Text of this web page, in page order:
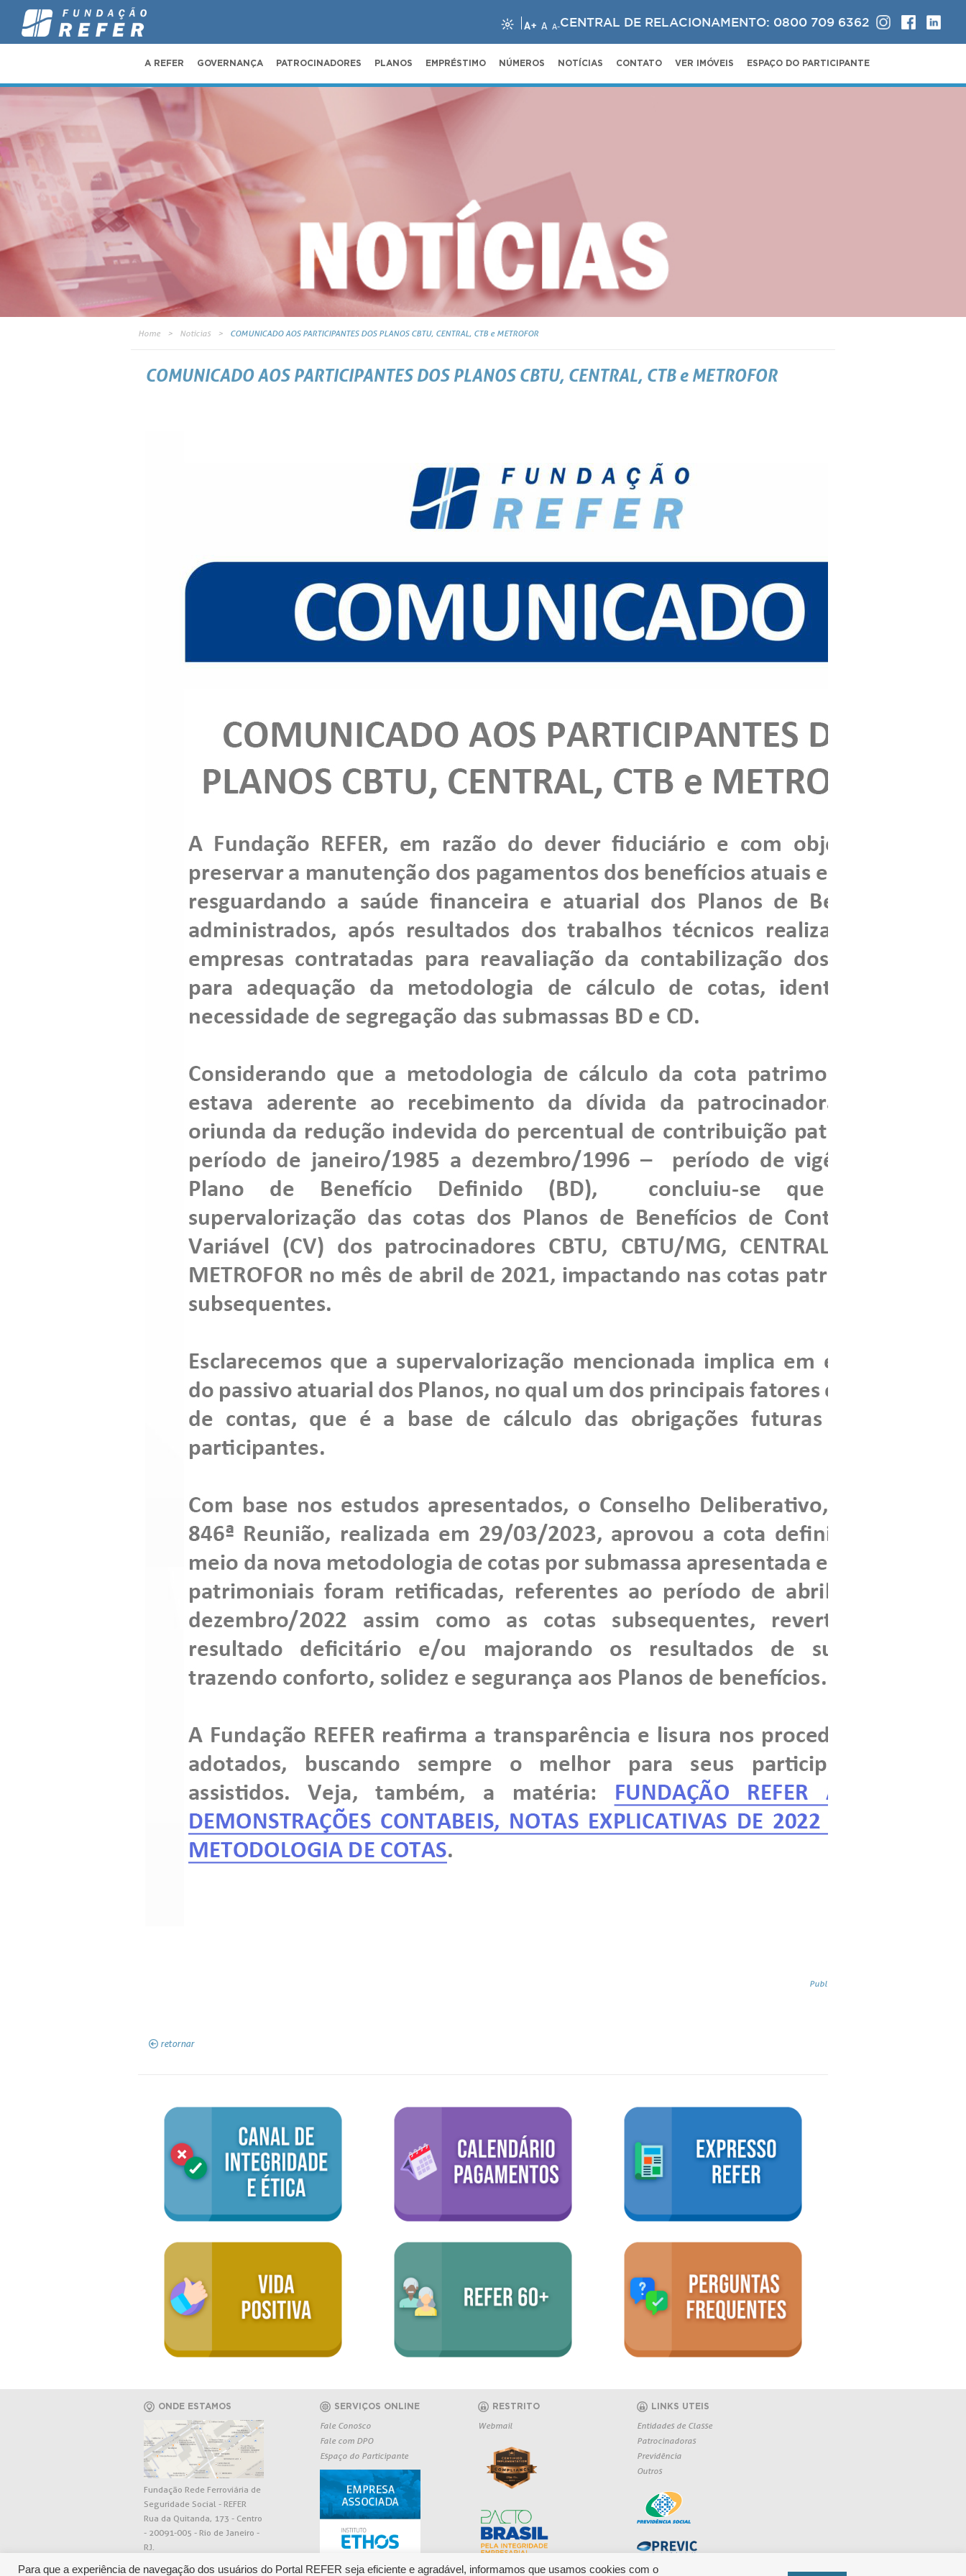
A+ A A-CENTRAL DE RELACIONAMENTO: 0800 709 6362
A REFER GOVERNANÇA PATROCINADORES PLANOS EMPRÉSTIMO NÚMEROS NOTÍCIAS CONTATO VER IMÓVEIS ESPAÇO DO PARTICIPANTE
Home Notícias COMUNICADO AOS PARTICIPANTES DOS PLANOS CBTU, CENTRAL, CTB e METROFOR
COMUNICADO AOS PARTICIPANTES DOS PLANOS CBTU, CENTRAL, CTB e METROFOR
Publicada em 10/04/2023 15:44:14
retornar
ONDE ESTAMOS
Fundação Rede Ferroviária de
Seguridade Social - REFER
Rua da Quitanda, 173 - Centro
- 20091-005 - Rio de Janeiro -
RJ.
SERVIÇOS ONLINE
Fale Conosco
Fale com DPO
Espaço do Participante
RESTRITO
Webmail
LINKS UTEIS
Entidades de Classe
Patrocinadoras
Previdência
Outros
Para que a experiência de navegação dos usuários do Portal REFER seja eficiente e agradável, informamos que usamos cookies com o